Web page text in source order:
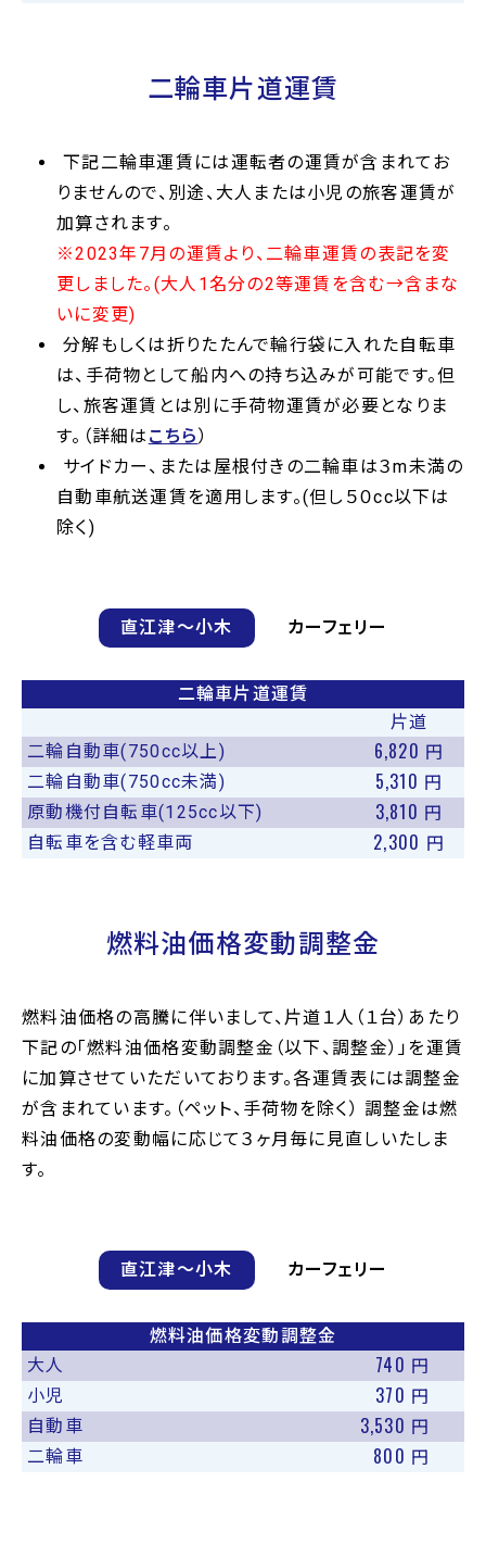
二輪車片道運賃
下記二輪車運賃には運転者の運賃が含まれてお
りませんので、別途、大人または小児の旅客運賃が
加算されます。
※2023年7月の運賃より、二輪車運賃の表記を変
更しました。(大人1名分の2等運賃を含む→含まな
いに変更)
分解もしくは折りたたんで輪行袋に入れた自転車
は、手荷物として船内への持ち込みが可能です。但
し、旅客運賃とは別に手荷物運賃が必要となりま
す。（詳細は こちら）
サイドカー、または屋根付きの二輪車は３m未満の
自動車航送運賃を適用します。(但し５０cc以下は
除く)
直江津〜小木 カーフェリー
二輪車片道運賃
片道
二輪自動車(750cc以上)
6,820 円
二輪自動車(750cc未満)
5,310 円
原動機付自転車(125cc以下)
3,810 円
自転車を含む軽車両
2,300 円
燃料油価格変動調整金
燃料油価格の高騰に伴いまして、片道１人（１台）あたり
下記の「燃料油価格変動調整金（以下、調整金）」を運賃
に加算させていただいております。各運賃表には調整金
が含まれています。（ペット、手荷物を除く） 調整金は燃
料油価格の変動幅に応じて３ヶ月毎に見直しいたしま
す。
直江津〜小木 カーフェリー
燃料油価格変動調整金
大人
740 円
小児
370 円
自動車
3,530 円
二輪車
800 円